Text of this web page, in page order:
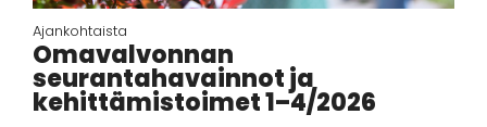
Ajankohtaista
Omavalvonnan
seurantahavainnot ja
kehittämistoimet 1–4/2026